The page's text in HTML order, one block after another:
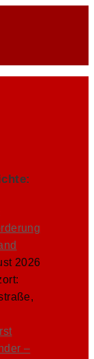
2026
–